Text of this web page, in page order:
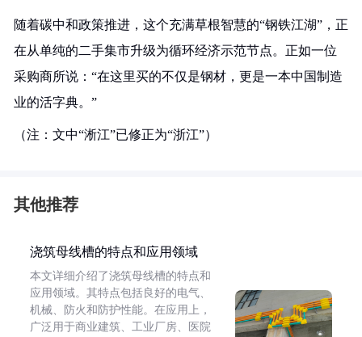
随着碳中和政策推进，这个充满草根智慧的“钢铁江湖”，正
在从单纯的二手集市升级为循环经济示范节点。正如一位
采购商所说：“在这里买的不仅是钢材，更是一本中国制造
业的活字典。”
（注：文中“淅江”已修正为“浙江”）
其他推荐
浇筑母线槽的特点和应用领域
本文详细介绍了浇筑母线槽的特点和
应用领域。其特点包括良好的电气、
机械、防火和防护性能。在应用上，
广泛用于商业建筑、工业厂房、医院